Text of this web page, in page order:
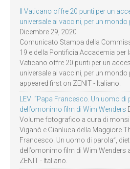
Il Vaticano offre 20 punti per un
universale ai vaccini, per un mondo
Dicembre 29, 2020
Comunicato Stampa della
19 e della Pontificia Accademia per
Vaticano offre 20 punti per un
universale ai vaccini, per un mondo
appeared first on ZENIT - Italiano.
LEV: “Papa Francesco. Un uomo
dell’omonimo film di Wim Wenders
Volume fotografico a cura di
Viganò e Gianluca della Maggiore
Francesco. Un uomo di parola”,
dell’omonimo film di Wim Wenders
ZENIT - Italiano.